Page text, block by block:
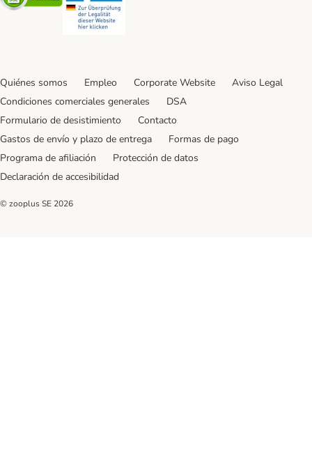
Quiénes somos Empleo Corporate Website
Aviso Legal
Condiciones comerciales generales
DSA
Formulario de desistimiento
Contacto
Gastos de envío y plazo de entrega
Formas de pago
Programa de afiliación
Protección de datos
Declaración de accesibilidad
© zooplus SE 2026